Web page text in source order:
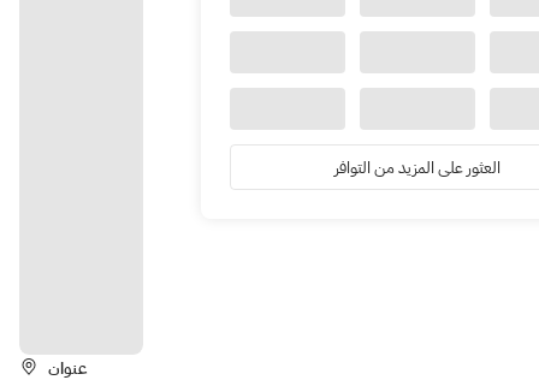
عنوان
العثور على المزيد من التوافر